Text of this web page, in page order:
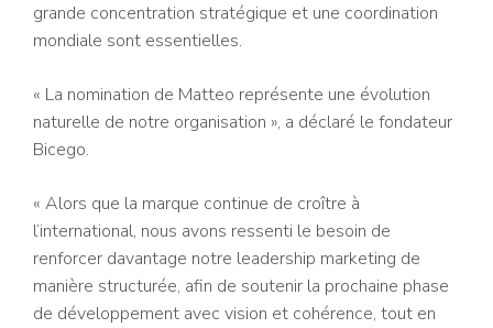
grande concentration stratégique et une coordination
mondiale sont essentielles.
« La nomination de Matteo représente une évolution
naturelle de notre organisation », a déclaré le fondateur
Bicego.
« Alors que la marque continue de croître à
l’international, nous avons ressenti le besoin de
renforcer davantage notre leadership marketing de
manière structurée, afin de soutenir la prochaine phase
de développement avec vision et cohérence, tout en